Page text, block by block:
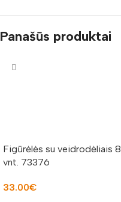
Panašūs produktai
Figūrėlės su veidrodėliais 8
vnt. 73376
33.00€